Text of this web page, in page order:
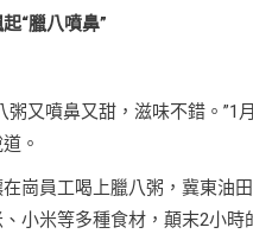
“臘八噴鼻”
粥又噴鼻又甜，滋味不錯。
。
崗員工喝上臘八粥，冀東油
小米等多種食材，顛末2小